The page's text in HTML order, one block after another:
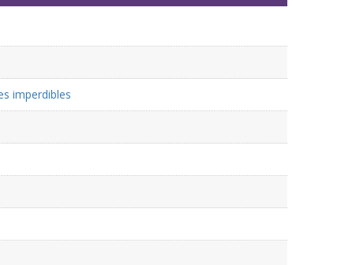
imperdibles